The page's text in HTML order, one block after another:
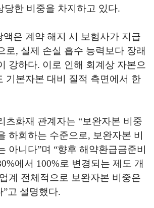
당한 비중을 차지하고 있다.
은 계약 해지 시 보험사가 지급
로, 실제 손실 흡수 능력보다 장래
강하다. 이로 인해 회계상 자본으
기본자본 대비 질적 측면에서 한
츠화재 관계자는 “보완자본 비중
하회하는 수준으로, 보완자본 비
아니다”며 “향후 해약환급금준비
에서 100%로 변경되는 제도 개
계 전체적으로 보완자본 비중은
고 설명했다.